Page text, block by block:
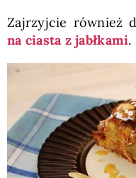
Zajrzyjcie również
na ciasta z jabłkami.